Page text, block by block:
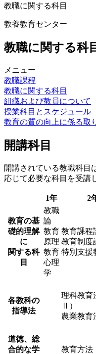
教職に関する科目
教養教育センター
教職に関する科
メニュー
教職課程
教職に関する科目
組織および教員について
授業科目とスケジュール
教育の質の向上に係る取
開講科目
開講されている教職科目
応じて必要な科目を受講
1年 2
教育の基
礎的理解
に
関する科
目
教職
論
教育
原理
教育
心理
学
教育課程
教育制度
特別支援
各教科の
指導法
理科教育
Ⅱ）
農業教育
道徳、総
合的な学
教育方法